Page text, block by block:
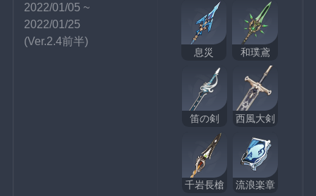
2022/01/05 ~
2022/01/25
(Ver.2.4前半)
息災 和璞鳶
笛の剣 西風大剣
千岩長槍 流浪楽章